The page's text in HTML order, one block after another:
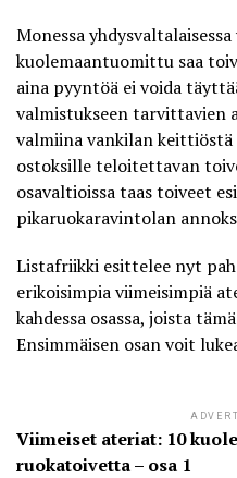
Monessa
kuolemaantuomittu saa
aina pyyntöä ei voida
valmistukseen tarvittavien
valmiina vankilan keittiöstä
ostoksille teloitettavan
osavaltioissa taas toiveet
pikaruokaravintolan
Listafriikki esittelee nyt
erikoisimpia viimeisimpiä
kahdessa osassa, joista
Ensimmäisen osan voit
Viimeiset ateriat: 10
ruokatoivetta – osa 1